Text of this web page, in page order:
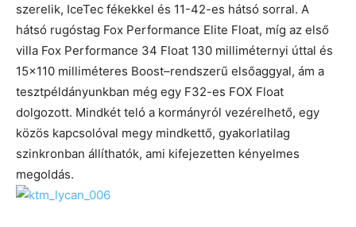
szerelik, IceTec fékekkel és 11-42-es hátsó sorral. A
hátsó rugóstag Fox Performance Elite Float, míg az első
villa Fox Performance 34 Float 130 milliméternyi úttal és
15×110 milliméteres Boost–rendszerű elsőaggyal, ám a
tesztpéldányunkban még egy F32-es FOX Float
dolgozott. Mindkét teló a kormányról vezérelhető, egy
közös kapcsolóval megy mindkettő, gyakorlatilag
szinkronban állíthatók, ami kifejezetten kényelmes
megoldás.